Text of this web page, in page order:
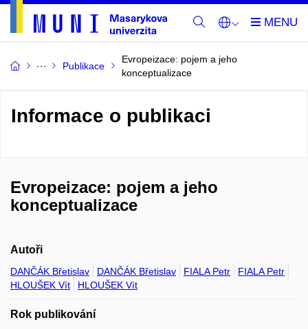
Publikace
Evropeizace: pojem a jeho
konceptualizace
Informace o publikaci
Evropeizace: pojem a jeho
konceptualizace
Autoři
DANČÁK Břetislav DANČÁK Břetislav FIALA Petr
FIALA Petr
HLOUŠEK Vít
HLOUŠEK Vít
Rok publikování